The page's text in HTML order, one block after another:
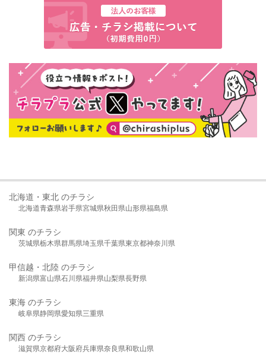
北海道・東北 のチラシ
北海道青森県岩手県宮城県秋田県山形県福島県
関東 のチラシ
茨城県栃木県群馬県埼玉県千葉県東京都神奈川県
甲信越・北陸 のチラシ
新潟県富山県石川県福井県山梨県長野県
東海 のチラシ
岐阜県静岡県愛知県三重県
関西 のチラシ
滋賀県京都府大阪府兵庫県奈良県和歌山県